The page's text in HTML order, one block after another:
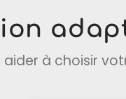
à choisir